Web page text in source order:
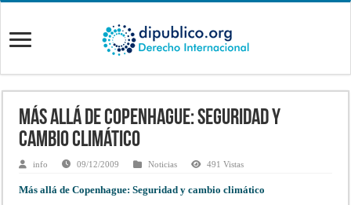
Más allá de Copenhague: Seguridad y
cambio climático
info 09/12/2009 Noticias 491 Vistas
Más allá de Copenhague: Seguridad y cambio climático